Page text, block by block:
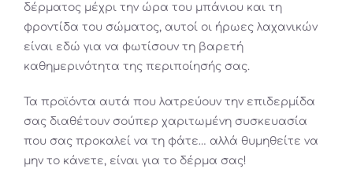
δέρματος μέχρι την ώρα του μπάνιου και τη
φροντίδα του σώματος, αυτοί οι ήρωες λαχανικών
είναι εδώ για να φωτίσουν τη βαρετή
καθημερινότητα της περιποίησής σας.
Τα προϊόντα αυτά που λατρεύουν την επιδερμίδα
σας διαθέτουν σούπερ χαριτωμένη συσκευασία
που σας προκαλεί να τη φάτε… αλλά θυμηθείτε να
μην το κάνετε, είναι για το δέρμα σας!